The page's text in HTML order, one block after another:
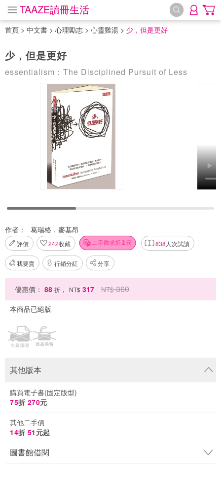
TAAZE讀冊生活
首頁 > 中文書 > 心理勵志 > 心靈雞湯 > 少，但是更好
少，但是更好
essentialism：The Disciplined Pursuit of Less
作者： 葛瑞格．麥基昂
評價 242收藏 838 人次試讀
我要賣 行銷分紅 分享
優惠價： 88 折 ， NT$ 317 NT$ 360
本商品已絕版
其他版本
購買電子書(固定版型)
75折 270元
其他二手價
14折 51 元起
圖書館借閱